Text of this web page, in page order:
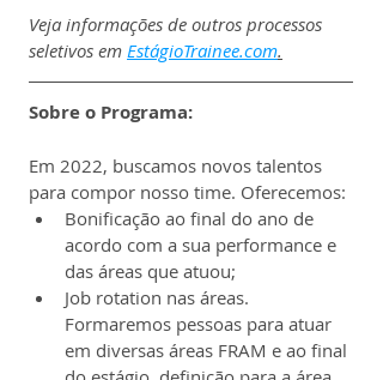
Veja informações de outros processos
seletivos em EstágioTrainee.com.
Sobre o Programa:
Em 2022, buscamos novos talentos
para compor nosso time. Oferecemos:
Bonificação ao final do ano de
acordo com a sua performance e
das áreas que atuou;
Job rotation nas áreas.
Formaremos pessoas para atuar
em diversas áreas FRAM e ao final